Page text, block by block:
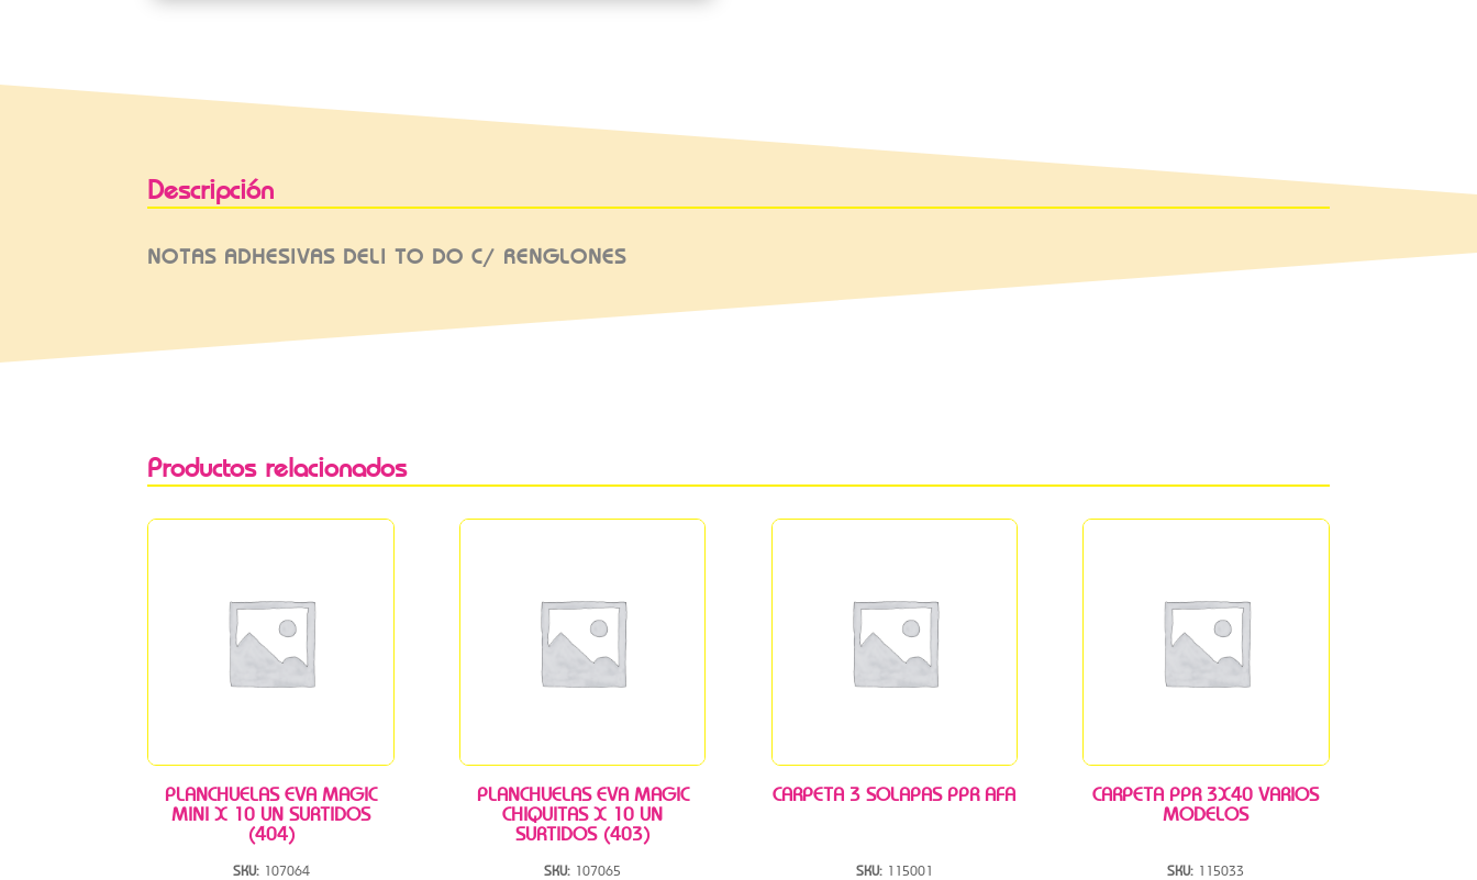
Descripción
NOTAS ADHESIVAS DELI TO DO C/ RENGLONES
Productos relacionados
PLANCHUELAS EVA MAGIC
MINI X 10 UN SURTIDOS
(404)
SKU: 107064
PLANCHUELAS EVA MAGIC
CHIQUITAS X 10 UN
SURTIDOS (403)
SKU: 107065
CARPETA 3 SOLAPAS PPR AFA
SKU: 115001
CARPETA PPR 3X40 VARIOS
MODELOS
SKU: 115033